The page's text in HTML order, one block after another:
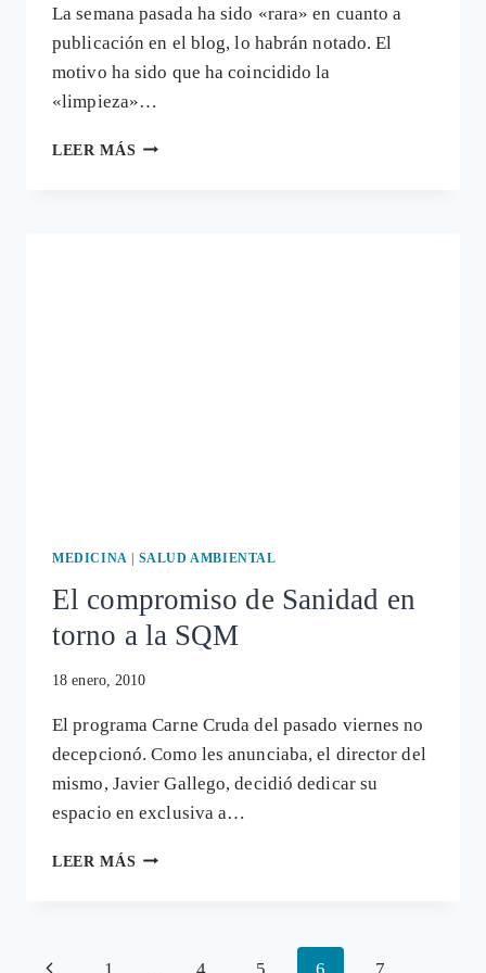
La semana pasada ha sido «rara» en cuanto a
publicación en el blog, lo habrán notado. El
motivo ha sido que ha coincidido la
«limpieza»…
LEER MÁS OTRO
MEDICINA SALUD AMBIENTAL
El compromiso de Sanidad en
torno a la SQM
18 enero, 2010
El programa Carne Cruda del pasado viernes no
decepcionó. Como les anunciaba, el director del
mismo, Javier Gallego, decidió dedicar su
espacio en exclusiva a…
LEER MÁS EL
Navegación
Página